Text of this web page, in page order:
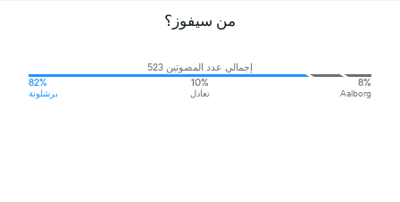
من سيفوز؟
إجمالي عدد المصوتين 523
8%
Aalborg
10%
تعادل
82%
برشلونة